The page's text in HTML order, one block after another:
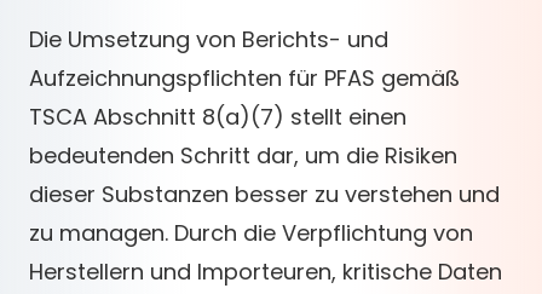
Die Umsetzung von Berichts- und
Aufzeichnungspflichten für PFAS gemäß
TSCA Abschnitt 8(a)(7) stellt einen
bedeutenden Schritt dar, um die Risiken
dieser Substanzen besser zu verstehen und
zu managen. Durch die Verpflichtung von
Herstellern und Importeuren, kritische Daten